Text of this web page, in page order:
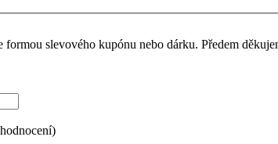
slevového kupónu nebo dárku. Předem